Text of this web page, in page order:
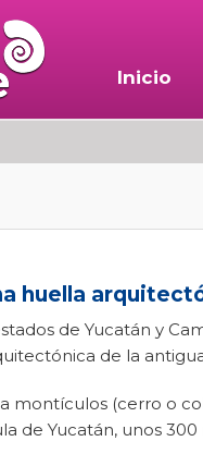
Inicio
huella
de Yucatán y
de la
montículos (cerro o
de Yucatán, unos